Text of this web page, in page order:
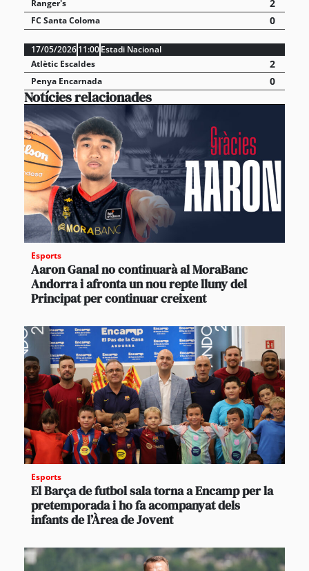
Ranger's 2
FC Santa Coloma 0
17/05/202611:00Estadi Nacional
Atlètic Escaldes
2
Penya Encarnada 0
Notícies relacionades
Esports
Aaron Ganal no continuarà al MoraBanc
Andorra i afronta un nou repte lluny del
Principat per continuar creixent
Esports
El Barça de futbol sala torna a Encamp per la
pretemporada i ho fa acompanyat dels
infants de l’Àrea de Jovent